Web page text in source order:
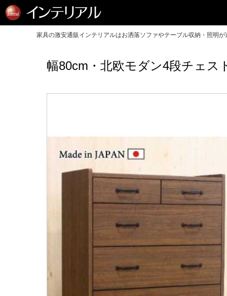
家具の激安通販インテリアルはお洒落ソファやテーブル収納・照明が
幅80cm・北欧モダン4段チェス